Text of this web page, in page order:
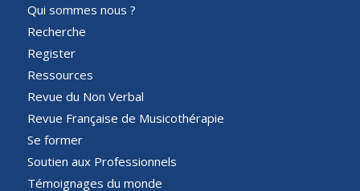
Qui sommes nous ?
Recherche
Register
Ressources
Revue du Non Verbal
Revue Française de Musicothérapie
Se former
Soutien aux Professionnels
Témoignages du monde